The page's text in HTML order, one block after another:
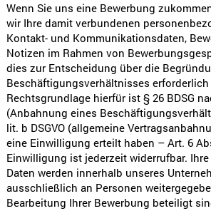
Wenn Sie uns eine Bewerbung
wir Ihre damit verbundenen
Kontakt- und Kommunikationsdaten,
Notizen im Rahmen von
dies zur Entscheidung über die
Beschäftigungsverhältnisses
Rechtsgrundlage hierfür ist § 26 BDSG
(Anbahnung eines
lit. b DSGVO (allgemeine
eine Einwilligung erteilt haben – Art. 6
Einwilligung ist jederzeit widerrufbar.
Daten werden innerhalb unseres
ausschließlich an Personen
Bearbeitung Ihrer Bewerbung beteiligt